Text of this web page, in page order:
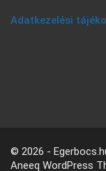
Adatkezelési
© 2026 -
Aneeq WordPress